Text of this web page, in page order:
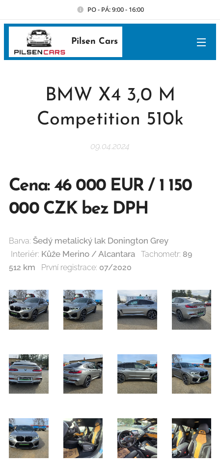
PO - PÁ: 9:00 - 16:00
Pilsen Cars
BMW X4 3,0 M
Competition 510k
09.04.2024
Cena: 46 000 EUR / 1 150
000 CZK bez DPH
Barva: Šedý metalický lak Donington Grey
Interiér: Kůže Merino / Alcantara Tachometr: 89
512 km První registrace: 07/2020